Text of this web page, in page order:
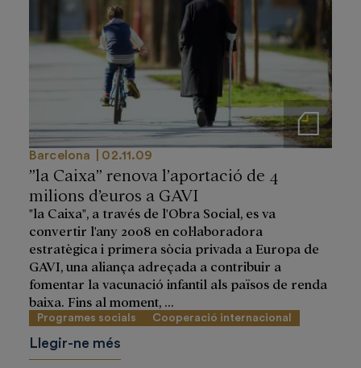
Notas de prensa
Barcelona 02.11.09
”la Caixa” renova l’aportació de 4
milions d’euros a GAVI
"la Caixa", a través de l'Obra Social, es va
convertir l'any 2008 en col·laboradora
estratègica i primera sòcia privada a Europa de
GAVI, una aliança adreçada a contribuir a
fomentar la vacunació infantil als països de renda
baixa. Fins al moment, ...
Programes socials Cooperació internacional
Llegir-ne més